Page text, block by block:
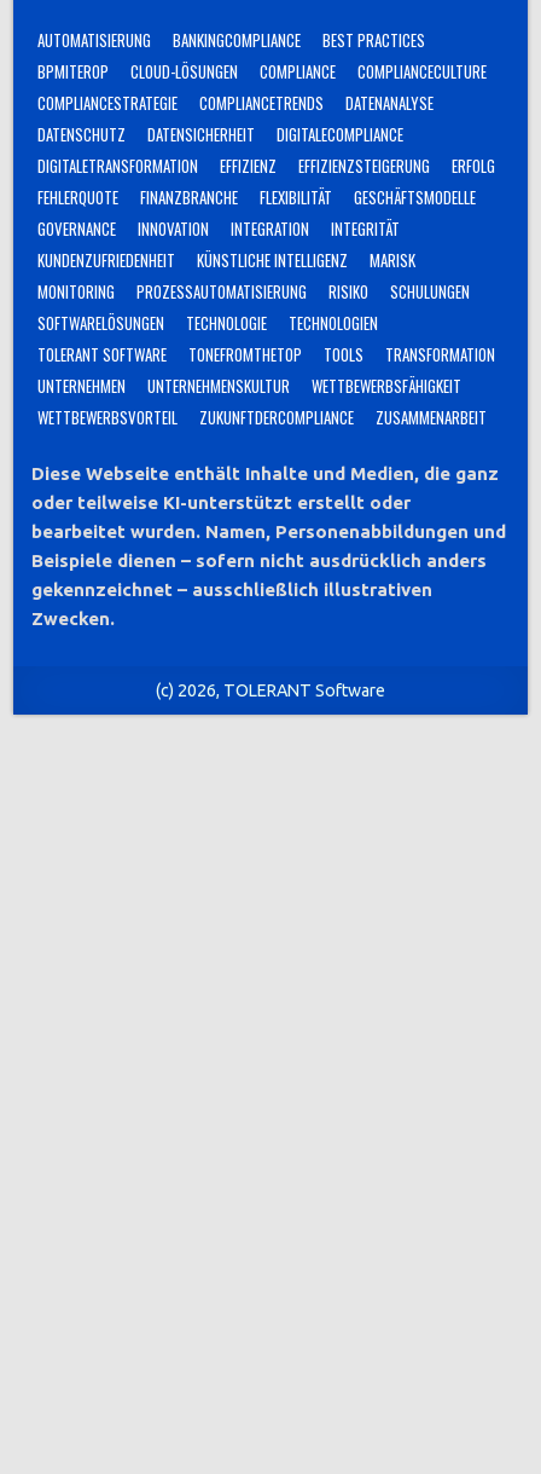
AUTOMATISIERUNG BANKINGCOMPLIANCE
BEST PRACTICES
BPMITEROP
CLOUD-LÖSUNGEN COMPLIANCE
COMPLIANCECULTURE
COMPLIANCESTRATEGIE
COMPLIANCETRENDS
DATENANALYSE
DATENSCHUTZ
DATENSICHERHEIT
DIGITALECOMPLIANCE
DIGITALETRANSFORMATION
EFFIZIENZ EFFIZIENZSTEIGERUNG
ERFOLG
FEHLERQUOTE
FINANZBRANCHE FLEXIBILITÄT
GESCHÄFTSMODELLE
GOVERNANCE
INNOVATION INTEGRATION
INTEGRITÄT
KUNDENZUFRIEDENHEIT
KÜNSTLICHE INTELLIGENZ
MARISK
MONITORING
PROZESSAUTOMATISIERUNG RISIKO
SCHULUNGEN
SOFTWARELÖSUNGEN
TECHNOLOGIE
TECHNOLOGIEN
TOLERANT SOFTWARE
TONEFROMTHETOP TOOLS
TRANSFORMATION
UNTERNEHMEN
UNTERNEHMENSKULTUR
WETTBEWERBSFÄHIGKEIT
WETTBEWERBSVORTEIL
ZUKUNFTDERCOMPLIANCE ZUSAMMENARBEIT
Diese Webseite enthält Inhalte und Medien, die ganz
oder teilweise KI-unterstützt erstellt oder
bearbeitet wurden. Namen, Personenabbildungen und
Beispiele dienen – sofern nicht ausdrücklich anders
gekennzeichnet – ausschließlich illustrativen
Zwecken.
(c) 2026, TOLERANT Software